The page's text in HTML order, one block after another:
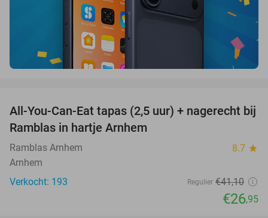
34%
All-You-Can-Eat tapas (2,5 uur) + nagerecht bij
Ramblas in hartje Arnhem
Ramblas Arnhem 8.7 star
Arnhem
Verkocht: 193
Regulier €41,10
€26,95